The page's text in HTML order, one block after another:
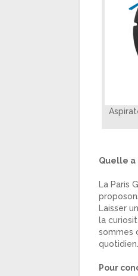
Quelle a
La Paris
Laisser
la
sommes
Pour